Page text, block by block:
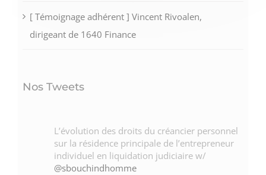
[ Témoignage adhérent ] Vincent Rivoalen,
dirigeant de 1640 Finance
Nos Tweets
L’évolution des droits du créancier personnel
sur la résidence principale de l’entrepreneur
individuel en liquidation judiciaire w/
@sbouchindhomme